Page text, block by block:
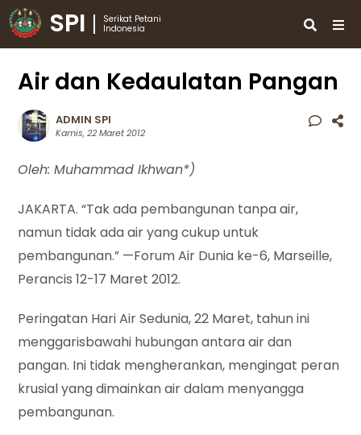
SPI
Serikat Petani
Indonesia
Air dan Kedaulatan Pangan
ADMIN SPI
Kamis, 22 Maret 2012
Oleh: Muhammad Ikhwan*)
JAKARTA. “Tak ada pembangunan tanpa air,
namun tidak ada air yang cukup untuk
pembangunan.” —Forum Air Dunia ke-6, Marseille,
Perancis 12-17 Maret 2012.
Peringatan Hari Air Sedunia, 22 Maret, tahun ini
menggarisbawahi hubungan antara air dan
pangan. Ini tidak mengherankan, mengingat peran
krusial yang dimainkan air dalam menyangga
pembangunan.